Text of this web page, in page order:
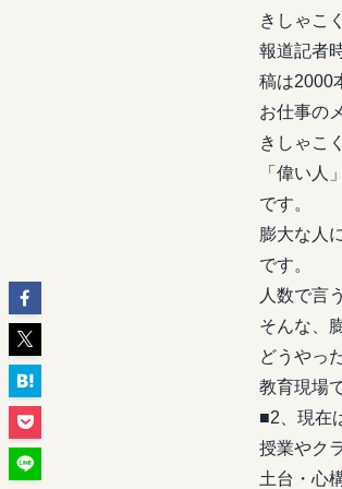
きしゃこ
報道記者
稿は2000
お仕事の
きしゃこ
「偉い人
です。
膨大な人
です。
人数で言
そんな、
どうやっ
教育現場
■2、現在
授業やク
土台・心